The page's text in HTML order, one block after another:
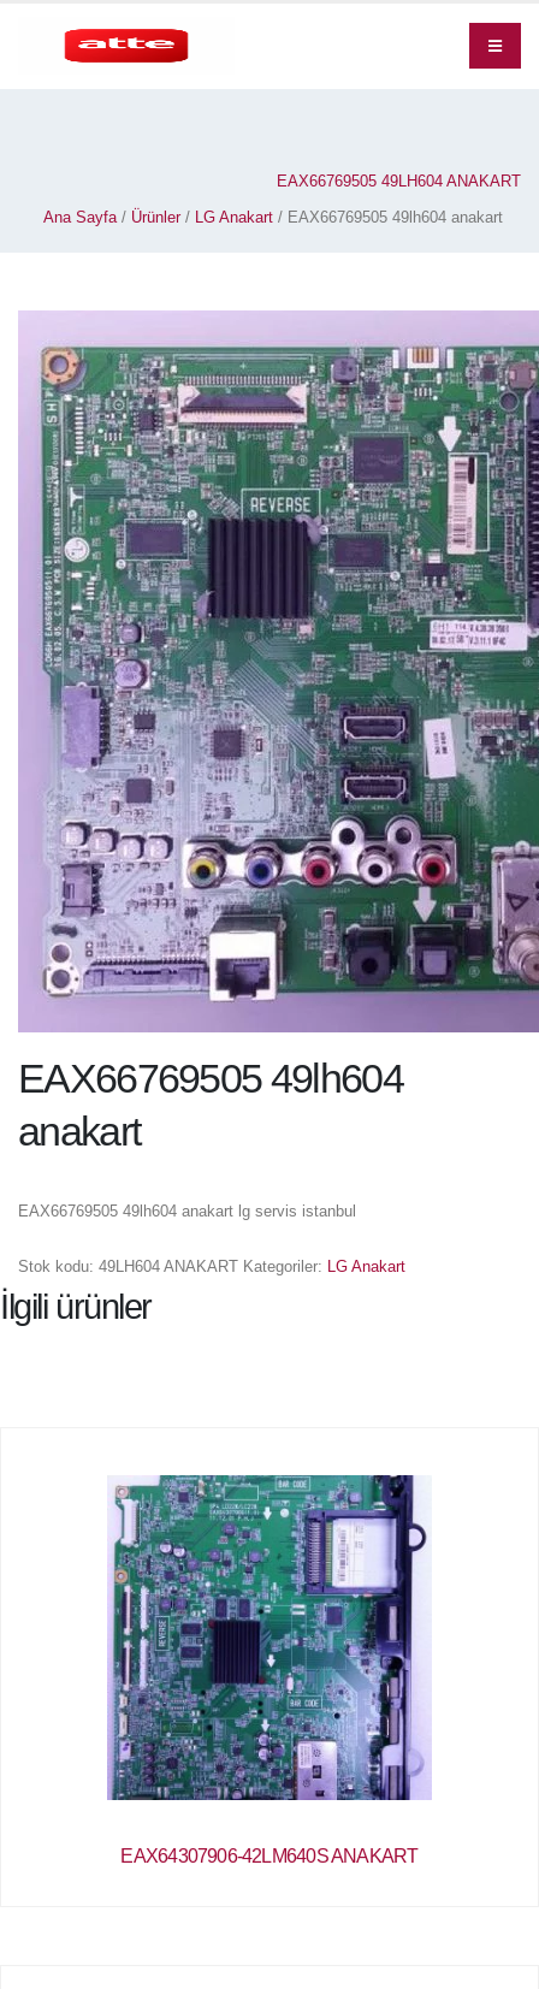
EAX66769505 49LH604 ANAKART
Ana Sayfa/ Ürünler/ LG Anakart / EAX66769505 49lh604 anakart
EAX66769505 49lh604
anakart
EAX66769505 49lh604 anakart lg servis istanbul
Stok kodu: 49LH604 ANAKART Kategoriler: LG Anakart
İlgili ürünler
EAX64307906-42LM640S ANAKART